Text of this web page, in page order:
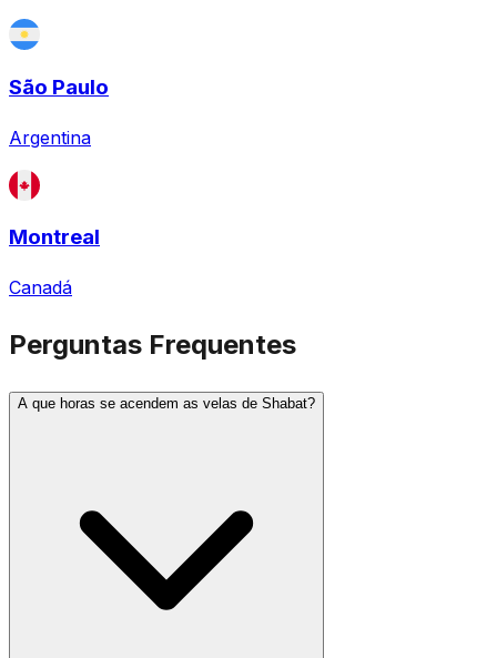
São Paulo
Argentina
Montreal
Canadá
Perguntas Frequentes
A que horas se acendem as velas de Shabat?